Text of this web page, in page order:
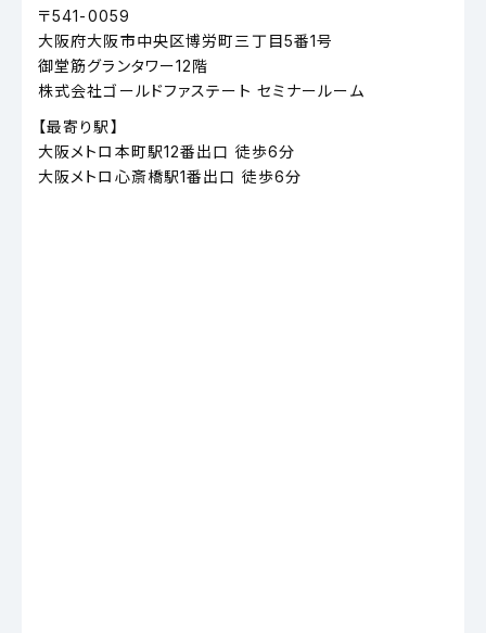
〒541-0059
大阪府大阪市中央区博労町三丁目5番1号
御堂筋グランタワー12階
株式会社ゴールドファステート セミナールーム
【最寄り駅】
大阪メトロ本町駅12番出口 徒歩6分
大阪メトロ心斎橋駅1番出口 徒歩6分